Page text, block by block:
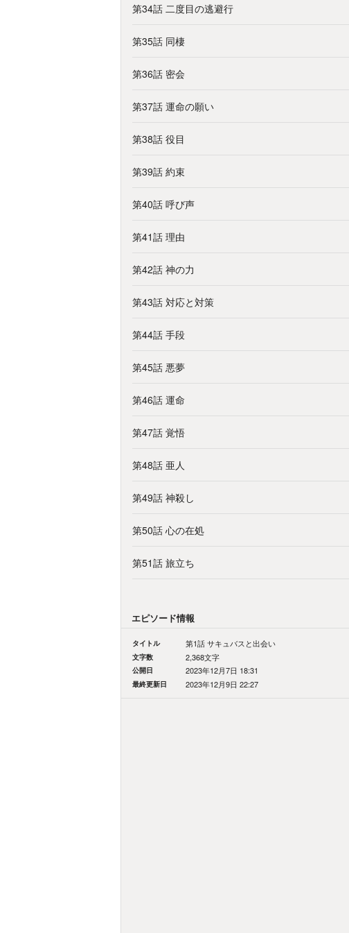
第34話 二度目の逃避行
第35話 同棲
第36話 密会
第37話 運命の願い
第38話 役目
第39話 約束
第40話 呼び声
第41話 理由
第42話 神の力
第43話 対応と対策
第44話 手段
第45話 悪夢
第46話 運命
第47話 覚悟
第48話 亜人
第49話 神殺し
第50話 心の在処
第51話 旅立ち
エピソード情報
タイトル 第1話 サキュバスと出会い
文字数 2,368文字
公開日 2023年12月7日 18:31
最終更新日 2023年12月9日 22:27